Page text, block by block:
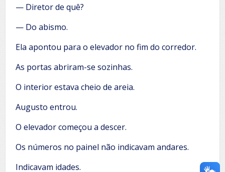
— Diretor de quê?
— Do abismo.
Ela apontou para o elevador no fim do corredor.
As portas abriram-se sozinhas.
O interior estava cheio de areia.
Augusto entrou.
O elevador começou a descer.
Os números no painel não indicavam andares.
Indicavam idades.